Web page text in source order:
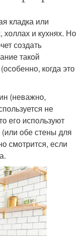
кладка или
холлах и кухнях. Но
создать
такой
когда это
(неважно,
не
его используют
(или обе стены для
смотрится, если